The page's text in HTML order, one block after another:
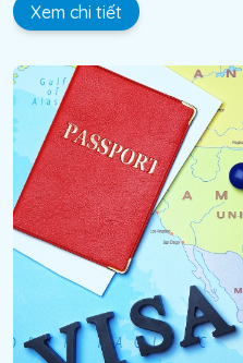
Xem chi tiết